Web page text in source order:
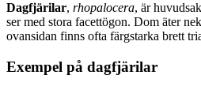
Dagfjärilar, rhopalocera, är
ser med stora facettögon. Dom äter
ovansidan finns ofta färgstarka brett
Exempel på dagfjärilar